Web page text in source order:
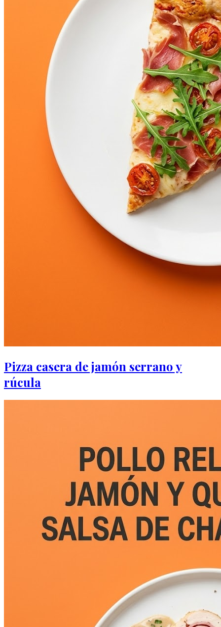
Pizza casera de jamón serrano y
rúcula